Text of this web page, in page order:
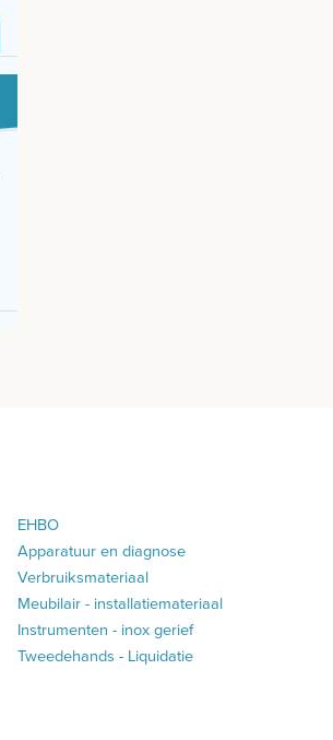
EHBO
Apparatuur en diagnose
Verbruiksmateriaal
Meubilair - installatiemateriaal
Instrumenten - inox gerief
Tweedehands - Liquidatie